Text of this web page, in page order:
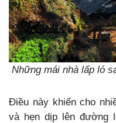
Những mái nhà lấp ló
Điều này khiến cho
và hẹn dịp lên đường